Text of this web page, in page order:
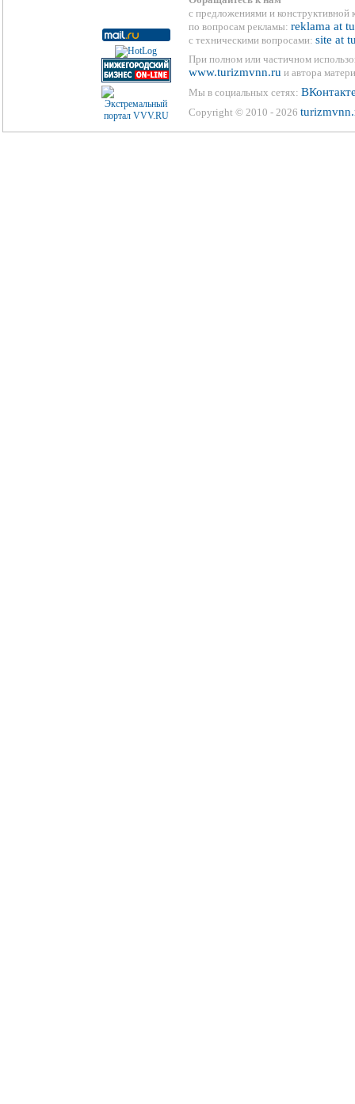
с предложениями и конструктивной
по вопросам рекламы: reklama at
с техническими вопросами: site at
При полном или частичном
www.turizmvnn.ru и автора
Мы в социальных сетях:
Copyright © 2010 - 2026